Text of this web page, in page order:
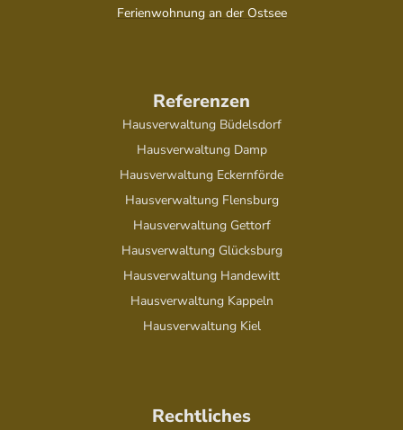
Ferienwohnung an der Ostsee
Referenzen
Hausverwaltung Büdelsdorf
Hausverwaltung Damp
Hausverwaltung Eckernförde
Hausverwaltung Flensburg
Hausverwaltung Gettorf
Hausverwaltung Glücksburg
Hausverwaltung Handewitt
Hausverwaltung Kappeln
Hausverwaltung Kiel
Rechtliches